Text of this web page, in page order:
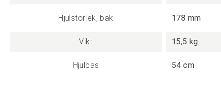
Hjulstorlek, bak 178 mm
Vikt 15,5 kg
Hjulbas 54 cm